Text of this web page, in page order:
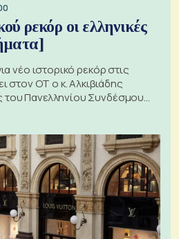
ρεκόρ οι ελληνικές
νέο ιστορικό ρεκόρ στις
στον ΟΤ ο κ. Αλκιβιάδης
Πανελληνίου Συνδέσμου